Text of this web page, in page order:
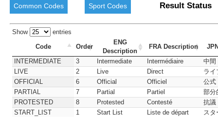
Common Codes Sport Codes Result Status
Show
entries
Code
Order
ENG
Description
FRA Description
INTERMEDIATE
3 Intermediate Intermédiaire
中間
LIVE
2 Live Direct
ライ
OFFICIAL
6 Official Officiel
公式
PARTIAL
7 Partial Partiel
部分
PROTESTED
8 Protested Contesté
抗議
START_LIST
1 Start List Liste de départ
スタ